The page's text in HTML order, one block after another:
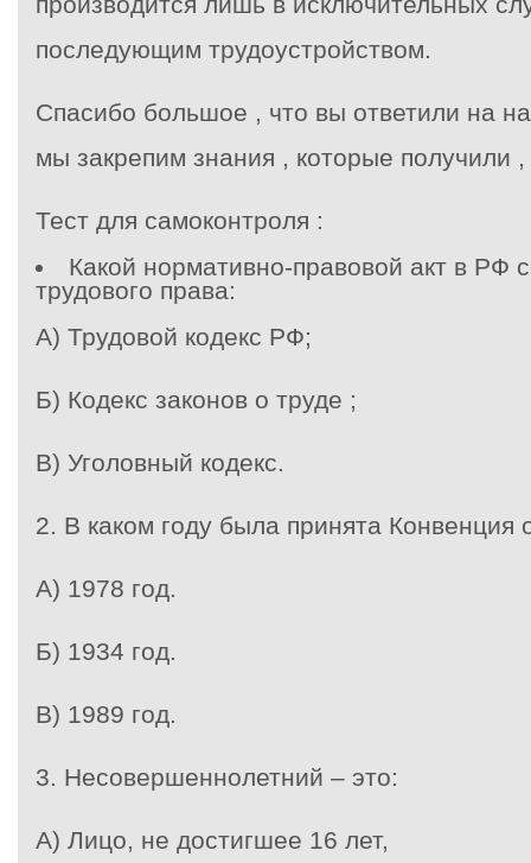
последующим трудоустройством.
Спасибо большое , что вы ответили на
мы закрепим знания , которые получили ,
Тест для самоконтроля :
Какой нормативно-правовой акт в РФ
трудового права:
А) Трудовой кодекс РФ;
Б) Кодекс законов о труде ;
В) Уголовный кодекс.
2. В каком году была принята Конвенция
А) 1978 год.
Б) 1934 год.
В) 1989 год.
3. Несовершеннолетний – это:
А) Лицо, не достигшее 16 лет,